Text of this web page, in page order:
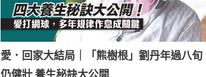
愛．回家大結局｜「熊樹根」劉丹年過八旬
仍健壯 養生秘訣大公開